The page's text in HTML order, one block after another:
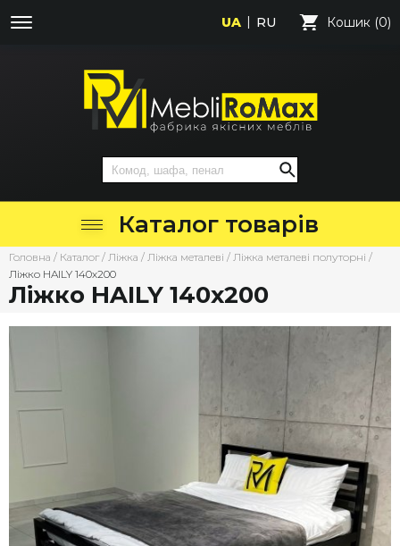
UA RU Кошик (0)
Каталог товарів
Головна / Каталог / Ліжка / Ліжка металеві / Ліжка металеві полуторні /
Ліжко HAILY 140х200
Ліжко HAILY 140х200